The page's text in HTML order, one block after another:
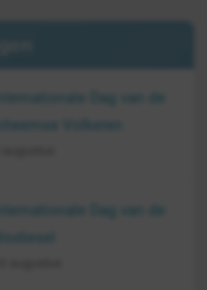
Internationale Dag van de
Internationale Dag van de